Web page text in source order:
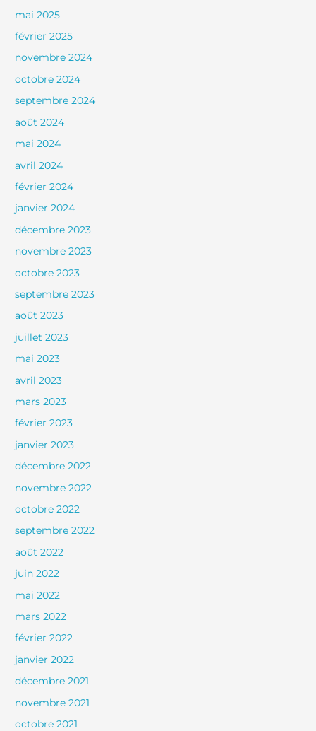
mai 2025
février 2025
novembre 2024
octobre 2024
septembre 2024
août 2024
mai 2024
avril 2024
février 2024
janvier 2024
décembre 2023
novembre 2023
octobre 2023
septembre 2023
août 2023
juillet 2023
mai 2023
avril 2023
mars 2023
février 2023
janvier 2023
décembre 2022
novembre 2022
octobre 2022
septembre 2022
août 2022
juin 2022
mai 2022
mars 2022
février 2022
janvier 2022
décembre 2021
novembre 2021
octobre 2021